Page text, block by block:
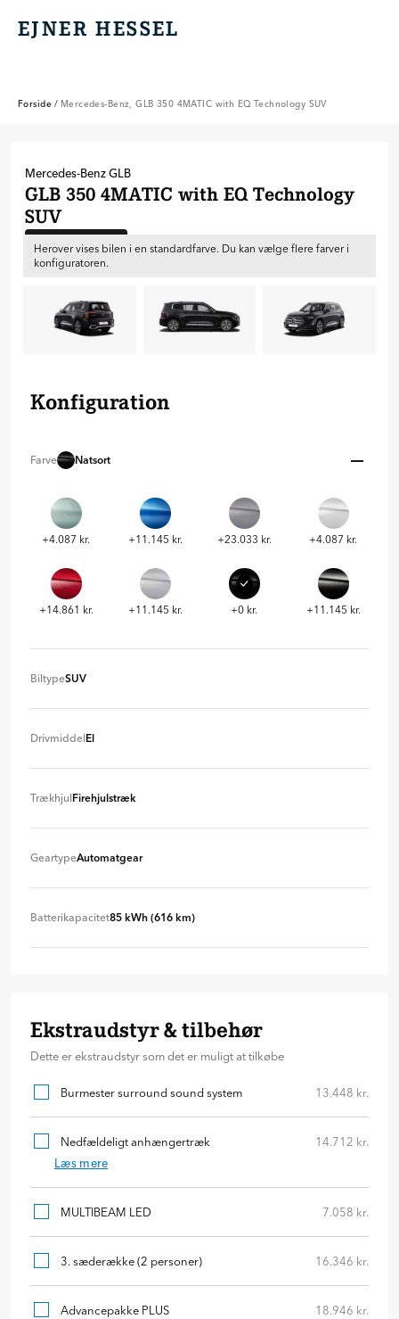
EJNER HESSEL
EJNER HESSEL
Forside / Mercedes-Benz, GLB 350 4MATIC with EQ Technology SUV
Mercedes-BenzGLB
GLB 350 4MATIC with EQ Technology
SUV
Herover vises bilen i en standardfarve. Du kan vælge flere farver i
konfiguratoren.
Konfiguration
Farve Natsort
+4.087 kr. +11.145 kr. +23.033 kr. +4.087 kr.
+14.861 kr. +11.145 kr. +0 kr. +11.145 kr.
BiltypeSUV
DrivmiddelEl
TrækhjulFirehjulstræk
GeartypeAutomatgear
Batterikapacitet85 kWh (616 km)
Ekstraudstyr & tilbehør
Dette er ekstraudstyr som det er muligt at tilkøbe
Burmester surround sound system 13.448 kr.
Nedfældeligt anhængertræk
Læs mere
14.712 kr.
MULTIBEAM LED 7.058 kr.
3. sæderække (2 personer) 16.346 kr.
Advancepakke PLUS
18.946 kr.